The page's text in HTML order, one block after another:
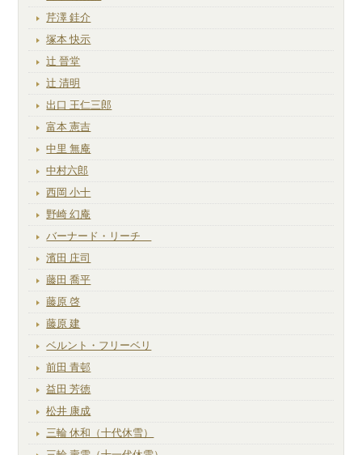
芹澤 銈介
塚本 快示
辻 晉堂
辻 清明
出口 王仁三郎
富本 憲吉
中里 無庵
中村六郎
西岡 小十
野崎 幻庵
バーナード・リーチ
濱田 庄司
藤田 喬平
藤原 啓
藤原 建
ベルント・フリーベリ
前田 青邨
益田 芳徳
松井 康成
三輪 休和（十代休雪）